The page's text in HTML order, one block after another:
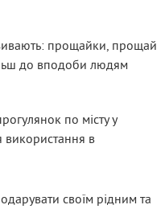
прощайки, прощай
до вподоби людям
по місту у
використання в
своїм рідним та